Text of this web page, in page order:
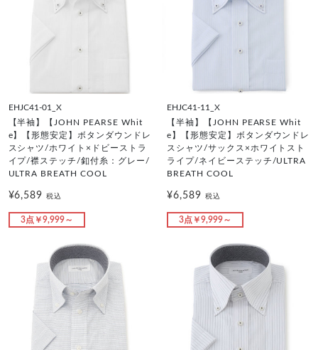
EHJC41-01_X
【半袖】【JOHN PEARSE Whit
e】【形態安定】ボタンダウンドレ
スシャツ/ホワイト×ドビーストラ
イプ/襟ステッチ/釦付糸：グレー/
ULTRA BREATH COOL
¥6,589税込
3点￥9,999～
EHJC41-11_X
【半袖】【JOHN PEARSE Whit
e】【形態安定】ボタンダウンドレ
スシャツ/サックス×ホワイトスト
ライプ/ネイビーステッチ/ULTRA
BREATH COOL
¥6,589 税込
3点￥9,999～